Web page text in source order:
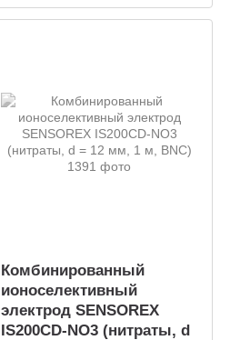
Комбинированный
ионоселективный
электрод SENSOREX
IS200CD-NO3 (нитраты, d